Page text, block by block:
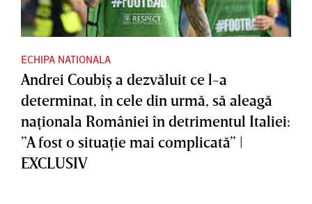
ECHIPA NATIONALA
Andrei Coubiş a dezvăluit ce l-a
determinat, în cele din urmă, să aleagă
naţionala României în detrimentul Italiei:
”A fost o situaţie mai complicată” |
EXCLUSIV